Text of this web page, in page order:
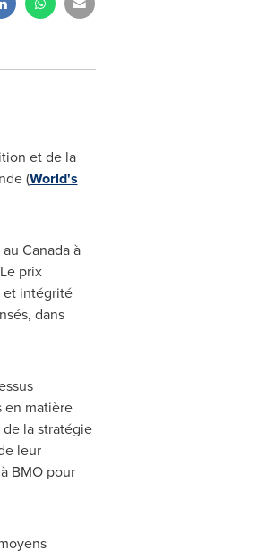
et de la
(World's
Canada à
prix
et intégrité
dans
en matière
la stratégie
leur
BMO pour